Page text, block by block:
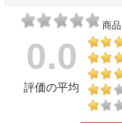
商
0.0
評価の平均